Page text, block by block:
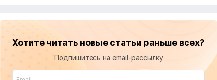
Хотите читать новые статьи раньше всех?
Подпишитесь на email-рассылку